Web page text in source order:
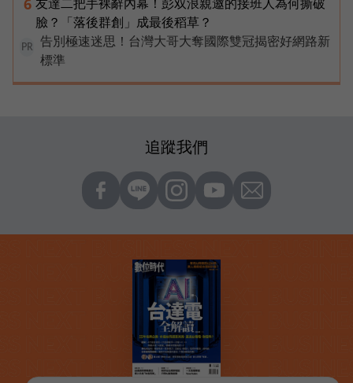
6
臉？「落後群創」成最後稻草？
PR
告別極速迷思！台灣大哥大奪國際雙冠揭密好網路新
標準
追蹤我們